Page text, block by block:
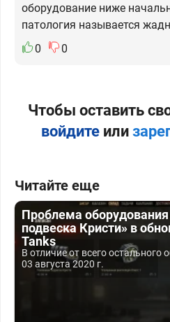
оборудование ниже
патология называется
0
0
Чтобы оставить
войдитеили
Читайте еще
Проблема оборудования
подвеска Кристи» в
Tanks
В отличие от всего остального
03 августа 2020 г.